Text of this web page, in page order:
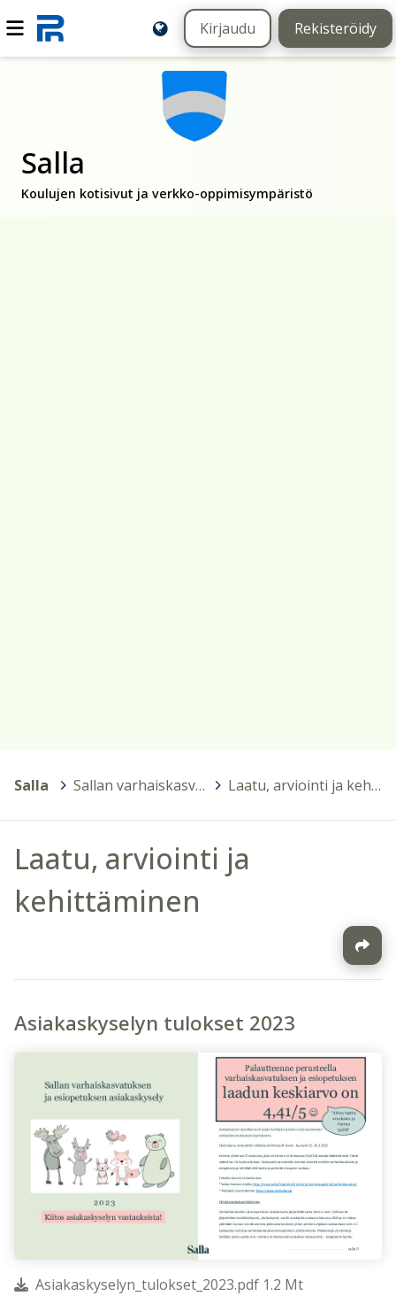
Kirjaudu Rekisteröidy
Salla
Koulujen kotisivut ja verkko-oppimisympäristö
Salla Sallan varhaiskasvatus ja esiopetus > Laatu, arviointi ja kehittäminen
Laatu, arviointi ja
kehittäminen
Asiakaskyselyn tulokset 2023
Asiakaskyselyn_tulokset_2023.pdf 1.2 Mt